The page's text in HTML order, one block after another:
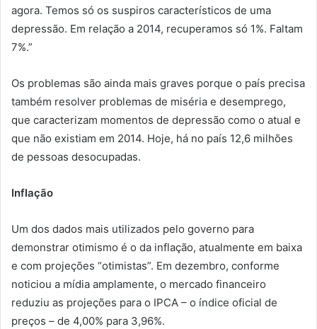
agora. Temos só os suspiros característicos de uma
depressão. Em relação a 2014, recuperamos só 1%. Faltam
7%.”
Os problemas são ainda mais graves porque o país precisa
também resolver problemas de miséria e desemprego,
que caracterizam momentos de depressão como o atual e
que não existiam em 2014. Hoje, há no país 12,6 milhões
de pessoas desocupadas.
Inflação
Um dos dados mais utilizados pelo governo para
demonstrar otimismo é o da inflação, atualmente em baixa
e com projeções “otimistas”. Em dezembro, conforme
noticiou a mídia amplamente, o mercado financeiro
reduziu as projeções para o IPCA – o índice oficial de
preços – de 4,00% para 3,96%.